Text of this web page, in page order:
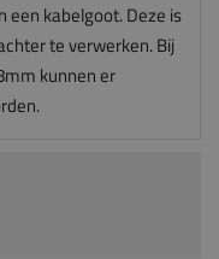
een kabelgoot. Deze is
te verwerken. Bij
kunnen er